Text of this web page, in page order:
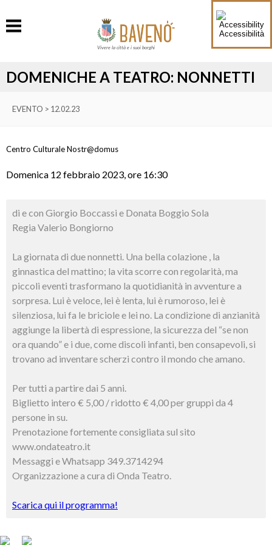
Accessibilità
Vivere la città e i suoi borghi
DOMENICHE A TEATRO: NONNETTI
EVENTO > 12.02.23
Centro Culturale Nostr@domus
Domenica 12 febbraio 2023, ore 16:30
di e con Giorgio Boccassi e Donata Boggio Sola
Regia Valerio Bongiorno
La giornata di due nonnetti. Una bella colazione , la
ginnastica del mattino; la vita scorre con regolarità, ma
piccoli eventi trasformano la quotidianità in avventure a
sorpresa. Lui è veloce, lei è lenta, lui è rumoroso, lei è
silenziosa, lui fa le briciole e lei no. La condizione di anzianità
aggiunge la libertà di espressione, la sicurezza del “se non
ora quando” e i due, come discoli infanti, ben consapevoli, si
trovano ad inventare scherzi contro il mondo che amano.
Per tutti a partire dai 5 anni.
Biglietto intero € 5,00 / ridotto € 4,00 per gruppi da 4
persone in su.
Prenotazione fortemente consigliata sul sito
www.ondateatro.it
Messaggi e Whatsapp 349.3714294
Organizzazione a cura di Onda Teatro.
Scarica qui il programma!